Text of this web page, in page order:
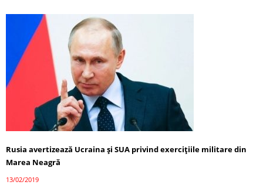
Rusia avertizează Ucraina şi SUA privind exercițiile militare din
Marea Neagră
13/02/2019